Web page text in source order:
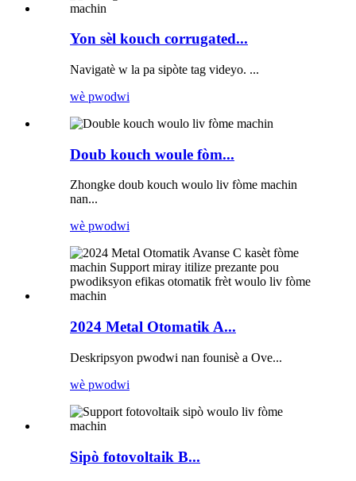
Yon sèl kouch corrugated...
Navigatè w la pa sipòte tag videyo. ...
wè pwodwi
Doub kouch woule fòm...
Zhongke doub kouch woulo liv fòme machin
nan...
wè pwodwi
2024 Metal Otomatik A...
Deskripsyon pwodwi nan founisè a Ove...
wè pwodwi
Sipò fotovoltaik B...